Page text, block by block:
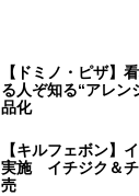
【ドミノ・ピザ】
る人ぞ知る“アレ
品化
【キルフェボン】
実施 イチジク＆チ
売